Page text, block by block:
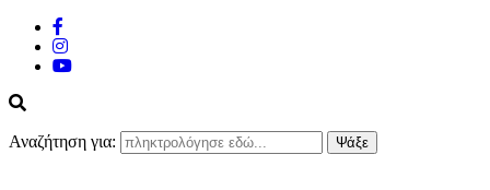
Αναζήτηση για: